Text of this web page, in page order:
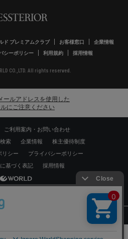
ド プレミアムクラブ お客様窓口
企業情報
シーポリシー 利用規約 採用情報
CO.,LTD. All rights reserved.
ールアドレスを使用した
にご注意ください
ご利用案内・お問い合わせ
索 企業情報
株主優待制度
リシー
プライバシーポリシー
基づく表記
採用情報